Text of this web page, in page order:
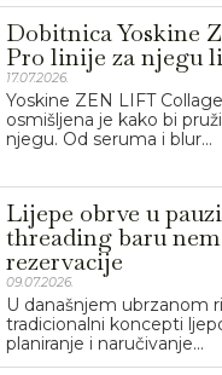
Dobitnica Yoskine
Pro linije za njegu
17.07.2026.
Yoskine ZEN LIFT
osmišljena je kako bi
njegu. Od seruma i blur...
Lijepe obrve u
threading baru
rezervacije
09.07.2026.
U današnjem ubrzanom
tradicionalni koncepti
planiranje i naručivanje...